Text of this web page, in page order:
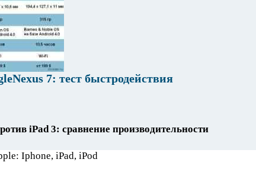
7: тест быстродействия
iPad 3: сравнение производительности